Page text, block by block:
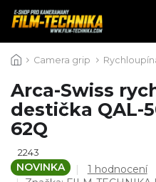
na
Camera grip
Arca-Swiss
destička QAL-
62Q
2243
NOVINKA
Průměrné
1 hodnocení